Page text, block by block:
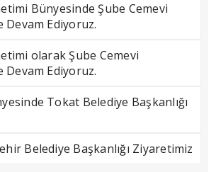
Bünyesinde Şube Cemevi
Ediyoruz.
olarak Şube Cemevi
Ediyoruz.
Tokat Belediye Başkanlığı
Belediye Başkanlığı Ziyaretimiz